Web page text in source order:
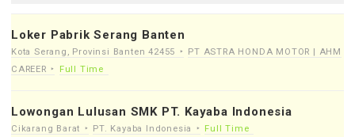
Loker Pabrik Serang Banten
Kota Serang, Provinsi Banten 42455
PT ASTRA HONDA MOTOR | AHM
CAREER
Full Time
Lowongan Lulusan SMK PT. Kayaba Indonesia
Cikarang Barat PT. Kayaba Indonesia Full Time